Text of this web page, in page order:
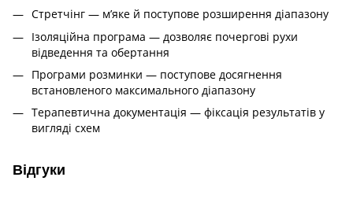
Стретчінг — м’яке й поступове розширення діапазону
Ізоляційна програма — дозволяє почергові рухи
відведення та обертання
Програми розминки — поступове досягнення
встановленого максимального діапазону
Терапевтична документація — фіксація результатів у
вигляді схем
Відгуки